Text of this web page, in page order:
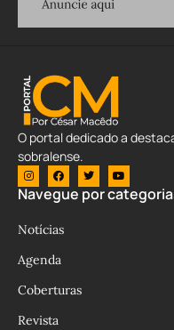
O portal dedicado a
sobralense.
Navegue por
Notícias
Agenda
Coberturas
Revista